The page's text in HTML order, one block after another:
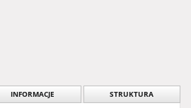
INFORMACJE STRUKTURA